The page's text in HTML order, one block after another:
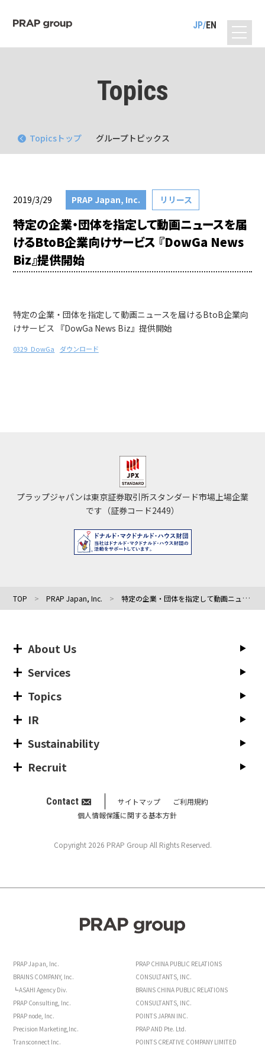
JP EN
Topics
グループトピックス
Topicsトップ
2019/3/29 PRAP Japan, Inc. リリース
特定の企業・団体を指定して動画ニュースを届
けるBtoB企業向けサービス 『DowGa News
Biz』提供開始
特定の企業・団体を指定して動画ニュースを届けるBtoB企業向
けサービス 『DowGa News Biz』提供開始
0329_DowGa ダウンロード
プラップジャパンは東京証券取引所スタンダード市場上場企業
です（証券コード2449）
TOP PRAP Japan, Inc. 特定の企業・団体を指定して動画ニュースを届けるBtoB企業向けサービス 『DowGa News Biz』提供開始
About Us
Services
Topics
IR
Sustainability
Recruit
Contact サイトマップ
ご利用規約
個人情報保護に関する基本方針
Copyright 2026 PRAP Group All Rights Reserved.
PRAP Japan, Inc.
BRAINS COMPANY, Inc.
┗ASAHI Agency Div.
PRAP Consulting, Inc.
PRAP node, Inc.
Precision Marketing,Inc.
Transconnect Inc.
PRAP CHINA PUBLIC RELATIONS
CONSULTANTS, INC.
BRAINS CHINA PUBLIC RELATIONS
CONSULTANTS, INC.
POINTS JAPAN INC.
PRAP AND Pte. Ltd.
POINTS CREATIVE COMPANY LIMITED